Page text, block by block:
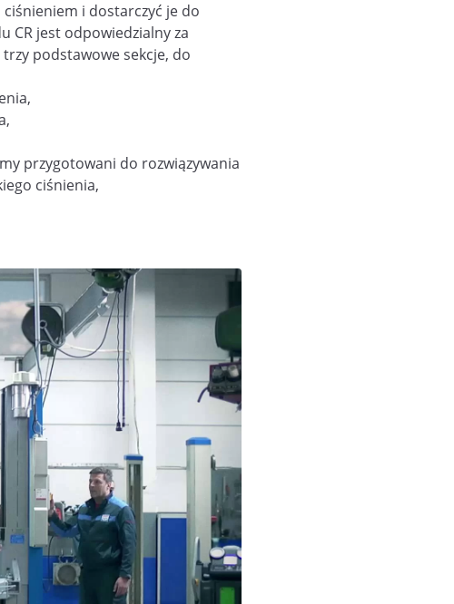
i dostarczyć je do
CR jest odpowiedzialny za
podstawowe sekcje, do
przygotowani do rozwiązywania
ciśnienia,